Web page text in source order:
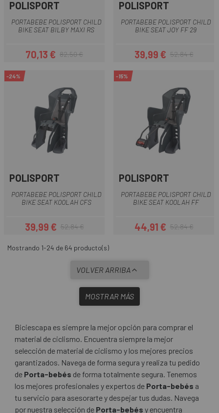
POLISPORT
PORTABEBE POLISPORT CHILD
BIKE SEAT BILBY MAXI RS
Precio
70,13 €Precio regular
82,50 €
POLISPORT
PORTABEBE POLISPORT CHILD
BIKE SEAT JOY FF 29
Precio
39,99 €Precio regular
52,84 €
-24%
POLISPORT
PORTABEBE POLISPORT CHILD
BIKE SEAT KOOLAH CFS
Precio
39,99 €Precio regular
52,84 €
-15%
POLISPORT
PORTABEBE POLISPORT CHILD
BIKE SEAT KOOLAH FF
Precio
44,91 €Precio regular
52,84 €
Mostrando 1-24 de 64 producto(s)
VOLVER ARRIBA
MOSTRAR MÁS
Biciescapa es siempre la mejor opción para comprar el
material de ciclismo. Encuentra siempre la mejor
selección de material de ciclismo y los mejores precios
garantizados. Navega de forma segura y realiza tu pedido
de Porta-bebés de forma totalmente segura. Tenemos
los mejores profesionales y expertos de Porta-bebés a
tu servicio para asesorarte y despejar tus dudas. Navega
por nuestra selección de Porta-bebés y encuentra